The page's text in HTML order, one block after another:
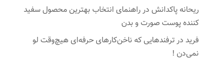
ریحانه پاکدانشدرراهنمای انتخاب بهترین محصول سفید
کننده پوست صورت و بدن
فریددرترفندهایی که ناخن‌کارهای حرفه‌ای هیچ‌وقت لو
نمی‌دن !